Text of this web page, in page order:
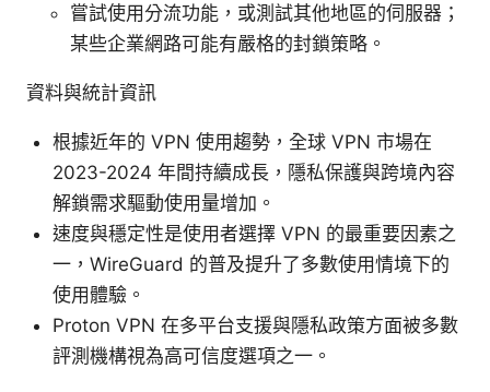
嘗試使用分流功能，或測試其他地區的伺服器；
某些企業網路可能有嚴格的封鎖策略。
資料與統計資訊
根據近年的 VPN 使用趨勢，全球 VPN 市場在
2023-2024 年間持續成長，隱私保護與跨境內容
解鎖需求驅動使用量增加。
速度與穩定性是使用者選擇 VPN 的最重要因素之
一，WireGuard 的普及提升了多數使用情境下的
使用體驗。
Proton VPN 在多平台支援與隱私政策方面被多數
評測機構視為高可信度選項之一。